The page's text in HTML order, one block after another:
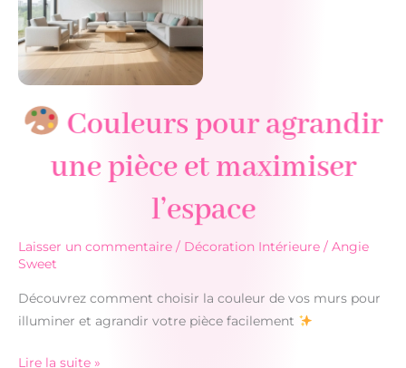
Couleurs pour agrandir
une pièce et maximiser
l’espace
Laisser un commentaire / Décoration Intérieure / Angie
Sweet
Découvrez comment choisir la couleur de vos murs pour
illuminer et agrandir votre pièce facilement
Lire la suite »